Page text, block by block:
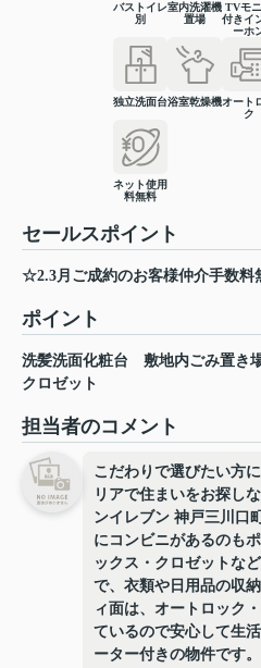
バストイレ
別
室内洗濯機
置場
TVモ
付きイ
ーホ
独立洗面台浴室乾燥機オート
ク
ネット使用
料無料
セールスポイント
☆2.3月ご成約のお客様仲介手数
ポイント
洗髪洗面化粧台 敷地内ごみ置き
クロゼット
担当者のコメント
こだわりで選びたい方
リアで住まいをお探し
ンイレブン 神戸三川口
にコンビニがあるのも
ックス・クロゼットな
で、衣類や日用品の収
ィ面は、オートロック
ているので安心して生
ーター付きの物件です